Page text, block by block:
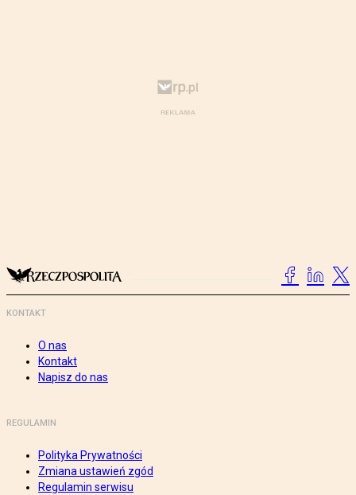
KONTAKT
O nas
Kontakt
Napisz do nas
REGULAMIN
Polityka Prywatności
Zmiana ustawień zgód
Regulamin serwisu